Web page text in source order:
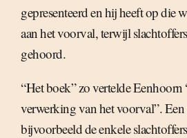
gepresenteerd en hij heeft op die
aan het voorval, terwijl
gehoord.
“Het boek” zo vertelde
verwerking van het voorval”.
bijvoorbeeld de enkele